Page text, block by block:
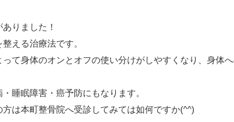
りました！
える治療法です。
て身体のオンとオフの使い分けがしやすくなり、身体
睡眠障害・癌予防にもなります。
は本町整骨院へ受診してみては如何ですか(^^)